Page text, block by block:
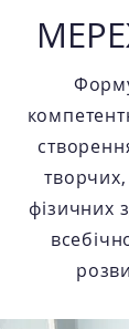
творчих,
фізичних